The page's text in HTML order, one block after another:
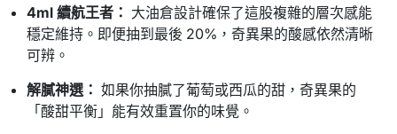
4ml 續航王者： 大油倉設計確保了這股複雜的層次感能
穩定維持。即便抽到最後 20%，奇異果的酸感依然清晰
可辨。
解膩神選： 如果你抽膩了葡萄或西瓜的甜，奇異果的
「酸甜平衡」能有效重置你的味覺。